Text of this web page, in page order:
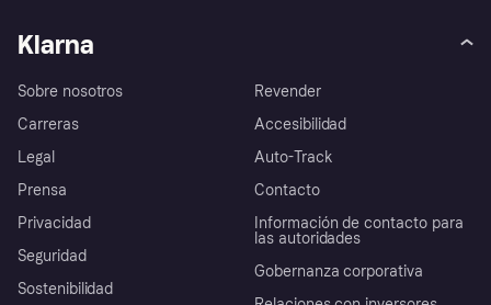
Klarna
Sobre nosotros
Carreras
Legal
Prensa
Privacidad
Seguridad
Sostenibilidad
Revender
Accesibilidad
Auto-Track
Contacto
Información de contacto para
las autoridades
Gobernanza corporativa